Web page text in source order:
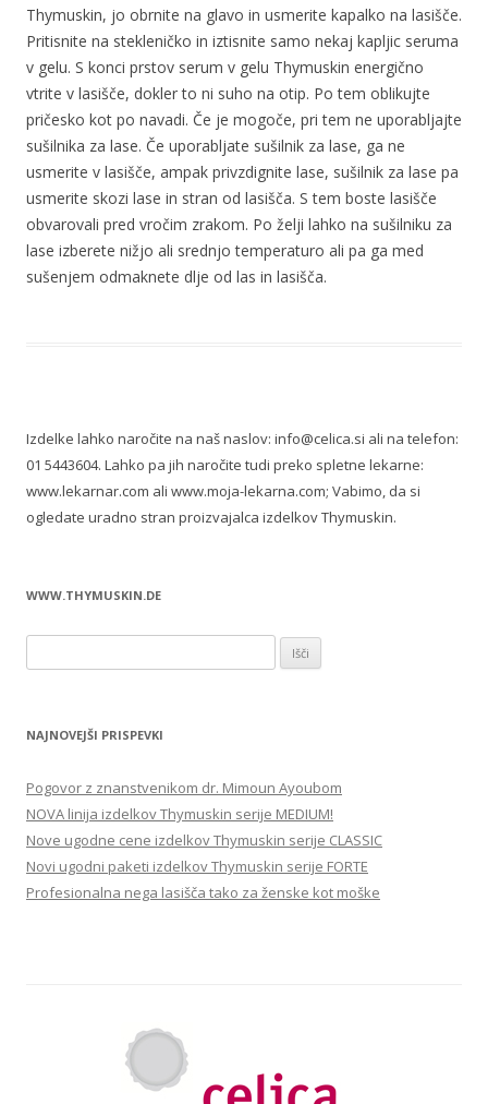
Thymuskin, jo obrnite na glavo in usmerite kapalko na lasišče.
Pritisnite na stekleničko in iztisnite samo nekaj kapljic seruma
v gelu. S konci prstov serum v gelu Thymuskin energično
vtrite v lasišče, dokler to ni suho na otip. Po tem oblikujte
pričesko kot po navadi. Če je mogoče, pri tem ne uporabljajte
sušilnika za lase. Če uporabljate sušilnik za lase, ga ne
usmerite v lasišče, ampak privzdignite lase, sušilnik za lase pa
usmerite skozi lase in stran od lasišča. S tem boste lasišče
obvarovali pred vročim zrakom. Po želji lahko na sušilniku za
lase izberete nižjo ali srednjo temperaturo ali pa ga med
sušenjem odmaknete dlje od las in lasišča.
Izdelke lahko naročite na naš naslov: info@celica.si ali na telefon:
01 5443604. Lahko pa jih naročite tudi preko spletne lekarne:
www.lekarnar.com ali www.moja-lekarna.com; Vabimo, da si
ogledate uradno stran proizvajalca izdelkov Thymuskin.
WWW.THYMUSKIN.DE
NAJNOVEJŠI PRISPEVKI
Pogovor z znanstvenikom dr. Mimoun Ayoubom
NOVA linija izdelkov Thymuskin serije MEDIUM!
Nove ugodne cene izdelkov Thymuskin serije CLASSIC
Novi ugodni paketi izdelkov Thymuskin serije FORTE
Profesionalna nega lasišča tako za ženske kot moške